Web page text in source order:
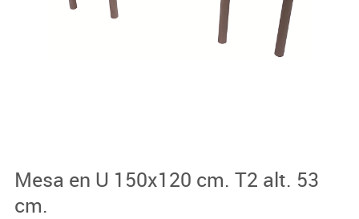
Mesa en U 150x120 cm. T2 alt. 53
cm.